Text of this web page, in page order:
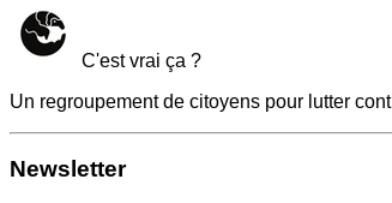
C'est vrai ça ?
Un regroupement de citoyens pour lutter
Newsletter